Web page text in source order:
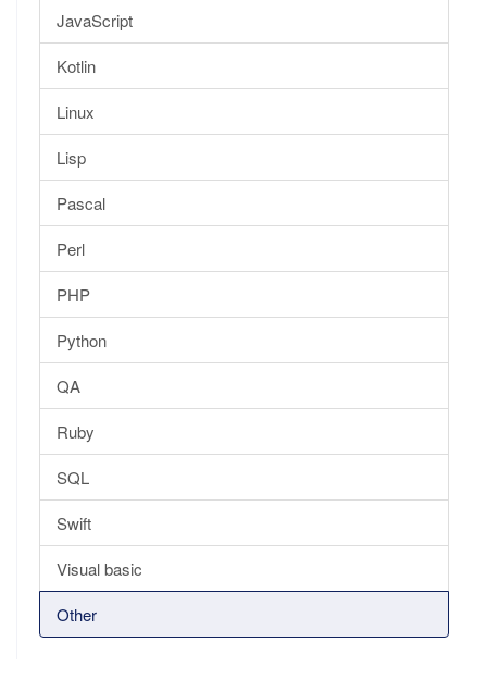
JavaScript
Kotlin
Linux
Lisp
Pascal
Perl
PHP
Python
QA
Ruby
SQL
Swift
Visual basic
Other